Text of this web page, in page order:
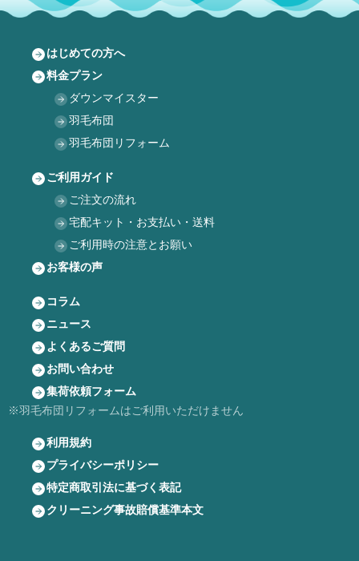
はじめての方へ
料金プラン
ダウンマイスター
羽毛布団
羽毛布団リフォーム
ご利用ガイド
ご注文の流れ
宅配キット・お支払い・送料
ご利用時の注意とお願い
お客様の声
コラム
ニュース
よくあるご質問
お問い合わせ
集荷依頼フォーム
※羽毛布団リフォームはご利用いただけません
利用規約
プライバシーポリシー
特定商取引法に基づく表記
クリーニング事故賠償基準本文